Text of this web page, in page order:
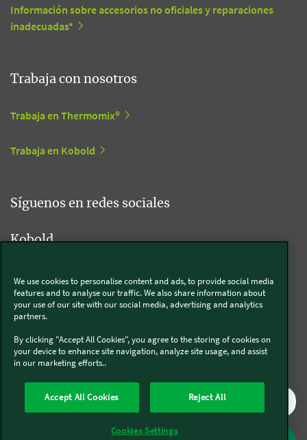
Información sobre accesorios no oficiales y reparaciones
inadecuadas*
Trabaja con nosotros
Trabaja en Thermomix®
Trabaja en Kobold
Síguenos en redes sociales
Kobold
Thermomix®
Condiciones generales
We use cookies to personalise content and ads, to provide social media
features and to analyse our traffic. We also share information about
your use of our site with our social media, advertising and analytics
partners.
By clicking "Accept All Cookies", you agree to the storing of cookies on
your device to enhance site navigation, analyze site usage, and assist
in our marketing efforts..
Accept All Cookies Reject All
Cookies Settings